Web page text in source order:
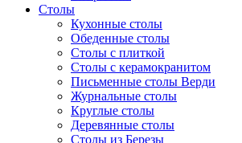
Столы
Кухонные столы
Обеденные столы
Столы с плиткой
Столы с керамокранитом
Письменные столы Верди
Журнальные столы
Круглые столы
Деревянные столы
Столы из Березы